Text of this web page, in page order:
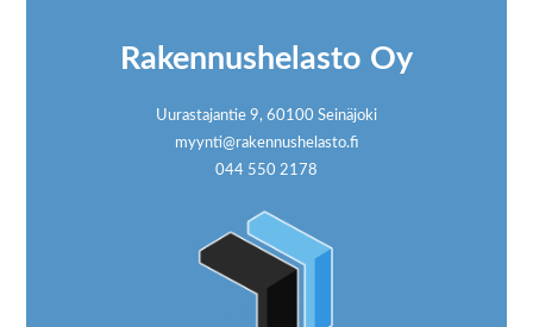
Rakennushelasto Oy
Uurastajantie 9, 60100 Seinäjoki
myynti@rakennushelasto.fi
044 550 2178